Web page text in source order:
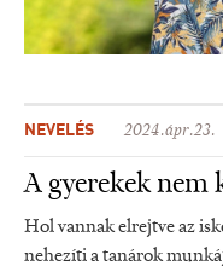
NEVELÉS 2024.ápr.23.
A gyerekek nem
Hol vannak elrejtve az
nehezíti a tanárok